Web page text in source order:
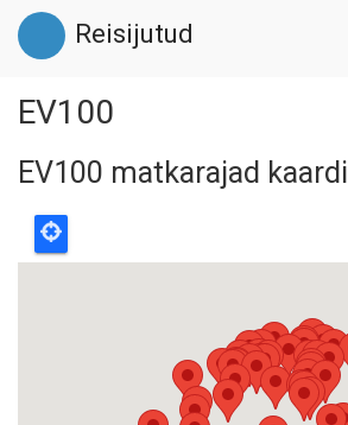
Liigu
edasi
põhisisu
Reisijutud
EV100
EV100 matkarajad kaardil